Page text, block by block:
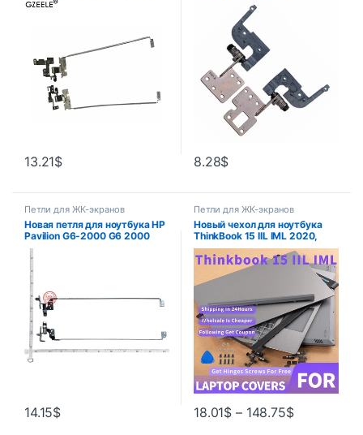
экрана AM1BM 000400
13.21$
K52F, K52JU, A52JB, K52JB,
X52J, X52F
8.28$
Петли для ЖК-экранов
Новая петля для ноутбука HP
Pavilion G6-2000 G6 2000
G6-2244SA series,
кронштейн для экрана
ноутбука 1 пара (левый и
правый)
14.15$
Петли для ЖК-экранов
Новый чехол для ноутбука
ThinkBook 15 IIL IML 2020,
задняя крышка ЖК-дисплея,
передняя панель, петли,
подставка для рук, нижняя
крышка, серебристый Гэри
18.01$ – 148.75$